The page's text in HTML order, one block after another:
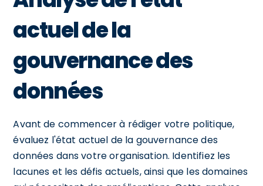
actuel de la
gouvernance des
données
Avant de commencer à rédiger votre politique,
évaluez l'état actuel de la gouvernance des
données dans votre organisation. Identifiez les
lacunes et les défis actuels, ainsi que les domaines